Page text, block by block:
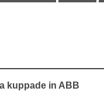
kuppade in ABB